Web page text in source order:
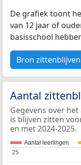
De grafiek toont
van 12 jaar of
basisschool
Bron zittenblijven
Aantal
Gegevens over
is blijven zitten
en met 2024-2025.
Aantal leerlingen
25
25